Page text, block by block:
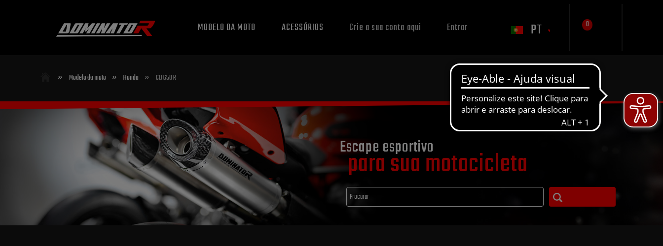
MODELO DA MOTO ACESSÓRIOS Crie a sua conta aqui Entrar PT 0
» Modelo da moto » Honda » CB 650 R
Escape esportivo
para sua motocicleta